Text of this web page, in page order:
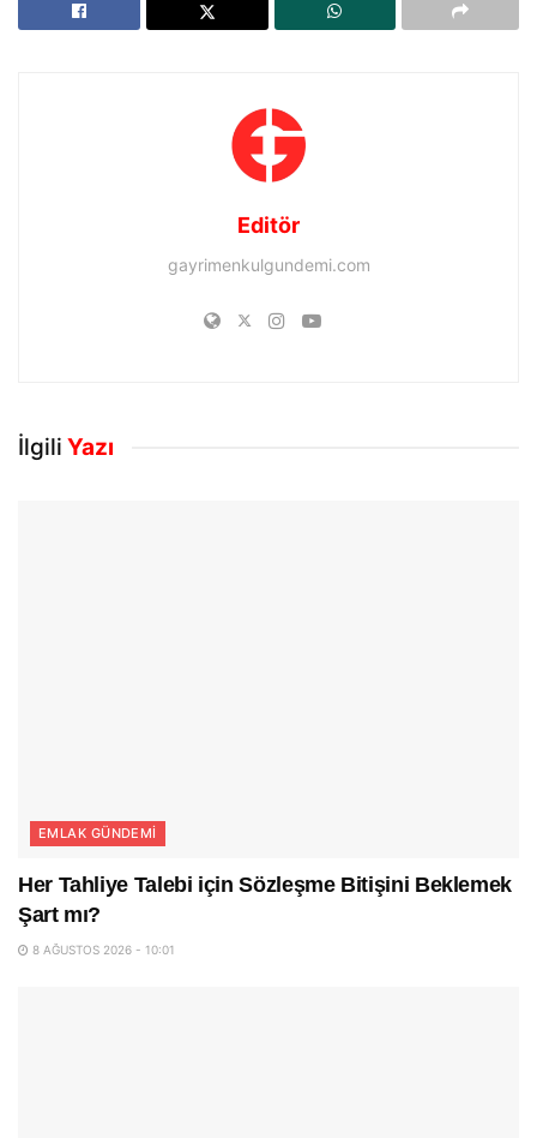
Editör
gayrimenkulgundemi.com
İlgili Yazı
EMLAK GÜNDEMI
Her Tahliye Talebi için Sözleşme Bitişini Beklemek
Şart mı?
8 AĞUSTOS 2026 - 10:01